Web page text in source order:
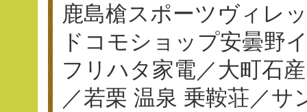
鹿島槍スポーツヴィレ
ドコモショップ安曇野
フリハタ家電／大町石
／若栗 温泉 乗鞍荘／